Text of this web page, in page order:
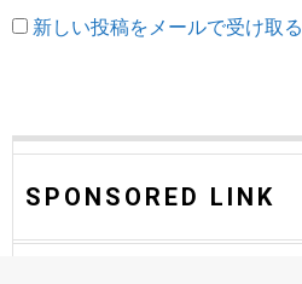
新しい投稿をメールで受け取る
SPONSORED LINK